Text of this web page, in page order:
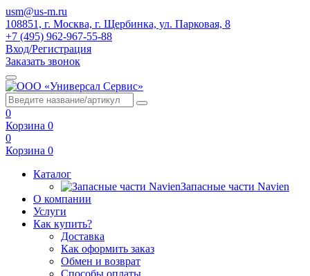
usm@us-m.ru
108851, г. Москва, г. Щербинка, ул. Парковая, 8
+7 (495) 962-967-55-88
Вход/Регистрация
Заказать звонок
0
Корзина 0
0
Корзина 0
Каталог
Запасные части Navien
О компании
Услуги
Как купить?
Доставка
Как оформить заказ
Обмен и возврат
Способы оплаты